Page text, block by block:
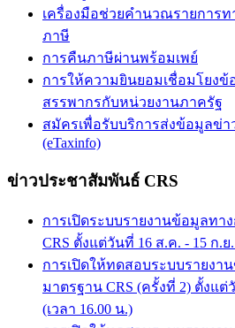
เครื่องมือช่วยคำนวณรายการท
ภาษี
การคืนภาษีผ่านพร้อมเพย์
การให้ความยินยอมเชื่อมโยงข้
สรรพากรกับหน่วยงานภาครัฐ
สมัครเพื่อรับบริการส่งข้อมูลข่า
(eTaxinfo)
ข่าวประชาสัมพันธ์ CRS
การเปิดระบบรายงานข้อมูลทา
CRS ตั้งแต่วันที่ 16 ส.ค. - 15 ก.ย.
การเปิดให้ทดสอบระบบรายงา
มาตรฐาน CRS (ครั้งที่ 2) ตั้งแต่
(เวลา 16.00 น.)